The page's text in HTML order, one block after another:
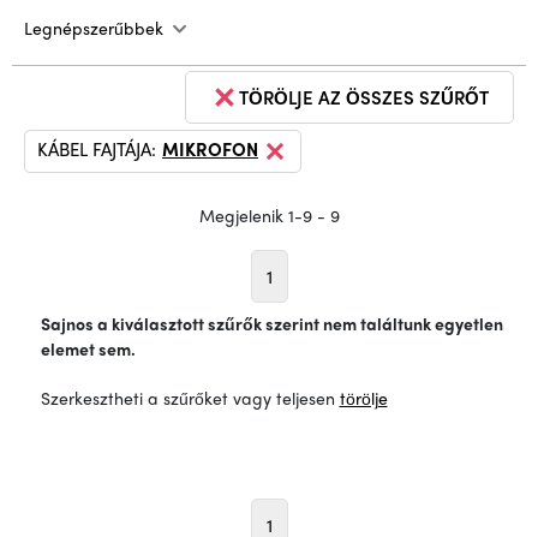
Legnépszerűbbek
TÖRÖLJE AZ ÖSSZES SZŰRŐT
KÁBEL FAJTÁJA: MIKROFON
Megjelenik 1-9 - 9
1
Sajnos a kiválasztott szűrők szerint nem találtunk egyetlen
elemet sem.
Szerkesztheti a szűrőket vagy teljesen törölje
1